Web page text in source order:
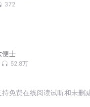
372
便士
52.8万
免费在线阅读试听和未删